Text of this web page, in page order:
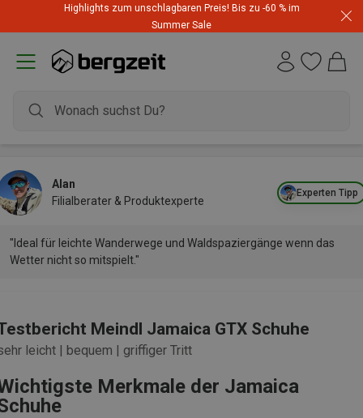
Highlights zum unschlagbaren Preis! Bis zu -60 % im
Summer Sale
Experten Tipp
Alan
Filialberater & Produktexperte
"Ideal für leichte Wanderwege und Waldspaziergänge wenn das
Wetter nicht so mitspielt."
Meindl Jamaica GTX Schuhe
leicht | bequem | griffiger Tritt
Merkmale der Jamaica